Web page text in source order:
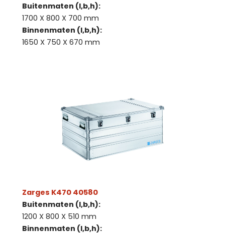
Buitenmaten (l,b,h):
1700 X 800 X 700 mm
Binnenmaten (l,b,h):
1650 X 750 X 670 mm
Zarges K470 40580
Buitenmaten (l,b,h):
1200 X 800 X 510 mm
Binnenmaten (l,b,h):